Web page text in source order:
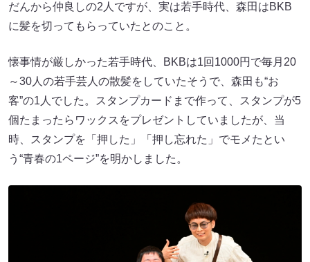
だんから仲良しの2人ですが、実は若手時代、森田はBKB
に髪を切ってもらっていたとのこと。
懐事情が厳しかった若手時代、BKBは1回1000円で毎月20
～30人の若手芸人の散髪をしていたそうで、森田も“お
客”の1人でした。スタンプカードまで作って、スタンプが5
個たまったらワックスをプレゼントしていましたが、当
時、スタンプを「押した」「押し忘れた」でモメたとい
う“青春の1ページ”を明かしました。